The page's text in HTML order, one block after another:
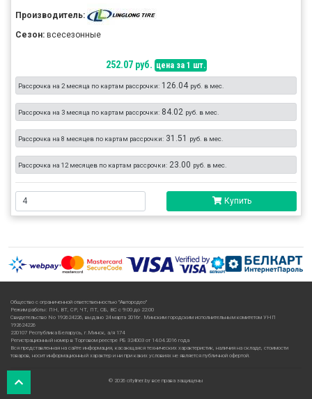
Производитель:
Сезон: всесезонные
252.07 руб. цена за 1 шт.
Рассрочка на 2 месяца по картам рассрочки: 126.04 руб. в мес.
Рассрочка на 3 месяца по картам рассрочки: 84.02 руб. в мес.
Рассрочка на 8 месяцев по картам рассрочки: 31.51 руб. в мес.
Рассрочка на 12 месяцев по картам рассрочки: 23.00 руб. в мес.
Купить
Общество с ограниченной ответственностью "Автородео"
Режим работы: ПН, ВТ, СР, ЧТ, ПТ, СБ, ВС с 9:00 до 22:00
Свидетельство No 192624226, выдано 24 марта 2016г. Минским городским исполнительным комитетом УНП
192624226
220107 Республика Беларусь, г.Минск, а/я 174
Регистрационный номер в Торговом реестре РБ 324003 от 14.04.2016 года
Вся представленная на сайте информация, касающаяся технических характеристик, наличия на складе, стоимости
товаров, носит информационный характер и ни при каких условиях не является публичной офертой.
© 2026 cityliner.by все права защищены